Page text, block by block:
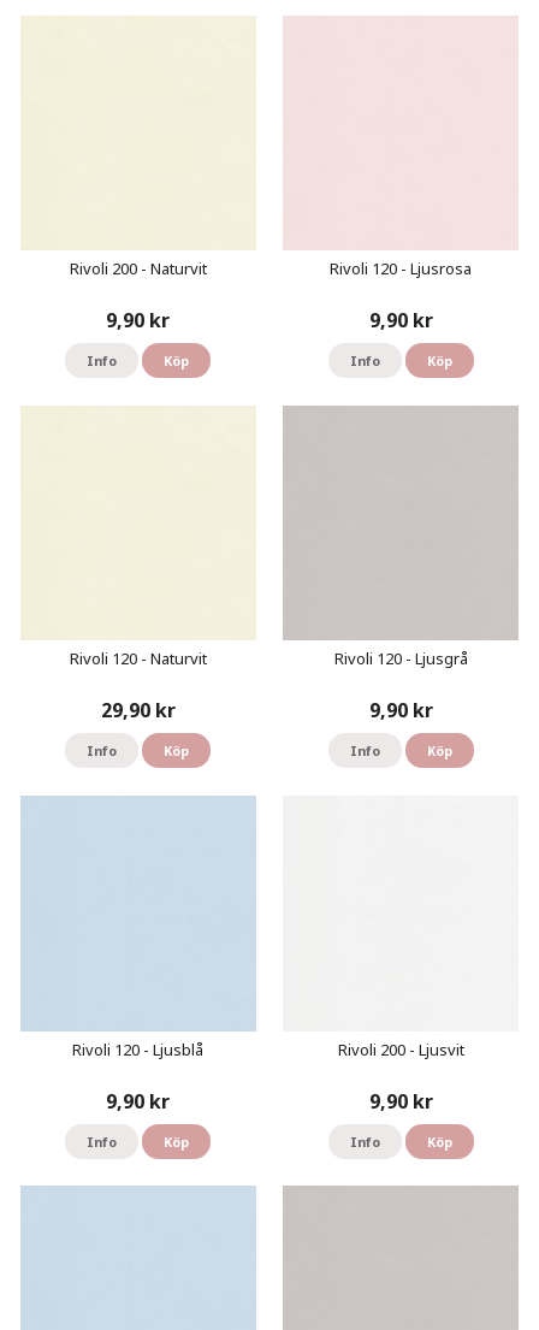
Rivoli 200 - Naturvit
9,90 kr
Info Köp
Rivoli 120 - Ljusrosa
9,90 kr
Info Köp
Rivoli 120 - Naturvit
29,90 kr
Info Köp
Rivoli 120 - Ljusgrå
9,90 kr
Info Köp
Rivoli 120 - Ljusblå
9,90 kr
Info Köp
Rivoli 200 - Ljusvit
9,90 kr
Info Köp